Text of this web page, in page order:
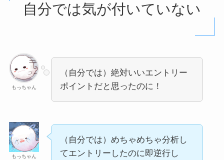
自分では気が付いていない
もっちゃん
（自分では）絶対いいエントリー
ポイントだと思ったのに！
もっちゃん
（自分では）めちゃめちゃ分析し
てエントリーしたのに即逆行し